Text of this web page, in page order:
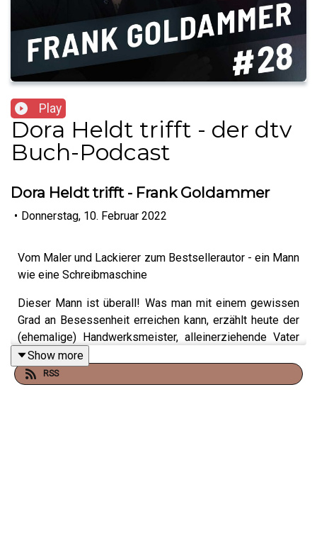
Play
Dora Heldt trifft - der dtv
Buch-Podcast
Dora Heldt trifft - Frank Goldammer
• Donnerstag, 10. Februar 2022
Vom Maler und Lackierer zum Bestsellerautor - ein Mann
wie eine Schreibmaschine
Dieser Mann ist überall! Was man mit einem gewissen
Grad an Besessenheit erreichen kann, erzählt heute der
(ehemalige) Handwerksmeister, alleinerziehende Vater
von Zwillingen und Autor Frank Goldammer im Bücher-
Podcast.
Show more
RSS